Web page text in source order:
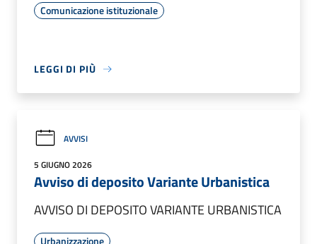
Comunicazione istituzionale
LEGGI DI PIÙ
AVVISI
5 GIUGNO 2026
Avviso di deposito Variante Urbanistica
AVVISO DI DEPOSITO VARIANTE URBANISTICA
Urbanizzazione